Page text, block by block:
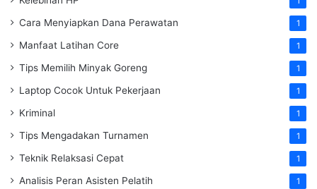
Cara Menyiapkan Dana Perawatan 1
Manfaat Latihan Core 1
Tips Memilih Minyak Goreng 1
Laptop Cocok Untuk Pekerjaan 1
Kriminal 1
Tips Mengadakan Turnamen 1
Teknik Relaksasi Cepat 1
Analisis Peran Asisten Pelatih 1